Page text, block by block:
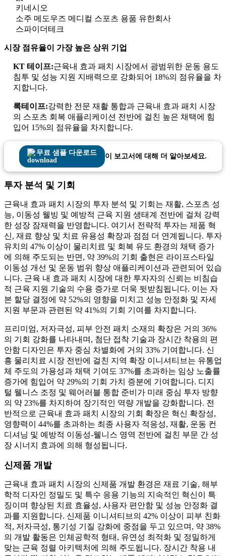
키네시오
소주 메도우즈 메디컬 스포츠 용품 유한회사
스파이더테크
시장 점유율이 가장 높은 상위 기업
KT 테이프:근육내 효과 패치 시장에서 광범위한 운동 용도
침투 및 성능 지원 지배력으로 강화되어 18%의 점유율을 차
지합니다.
록테이프:강력한 전문 재활 통합과 근육내 효과 패치 시장
의 스포츠 회복 애플리케이션 전반에 걸친 높은 채택에 힘
입어 15%의 점유율을 차지합니다.
무료 샘플 다운로드 이 보고서에 대해 더 알아보세요.
투자 분석 및 기회
근육내 효과 패치 시장의 투자 분석 및 기회는 재활, 스포츠 성
능, 이동성 웰빙 및 예방적 근육 지원 생태계 전반에 걸쳐 강력
한 성장 잠재력을 반영합니다. 여기서 전략적 투자는 제품 혁
신, 재료 향상 및 치료 유용성 확장과 점점 더 연계됩니다. 투자
유치의 47% 이상이 물리치료 및 회복 유도 환경의 채택 증가
에 의해 주도되는 반면, 약 39%의 기회 출현은 라이프스타일
이동성 개선 및 운동 범위 향상 애플리케이션과 관련되어 있습
니다. 근육 내 효과 패치 시장에 대한 투자자의 신뢰는 비침습
적 근육 지원 기술의 수용 증가로 더욱 뒷받침됩니다. 이는 자
본 할당 결정에 약 52%의 영향을 미치고 성능 안정화 및 자세
지원 부문과 관련된 약 41%의 기회 기여를 차지합니다.
프리미엄, 저자극성, 피부 안전 패치 소재의 확장은 거의 36%
의 기회 강화를 나타내며, 첨단 접착 기술과 장시간 착용의 편
안함 디자인은 투자 중심 차별화에 거의 33% 기여합니다. 신
흥 물리치료 시장 전반에 걸친 지역 확장 이니셔티브는 유통업
체 주도의 가용성과 채택 기여도 37%를 초과하는 임상 노출률
증가에 힘입어 약 29%의 기회 가치 증분에 기여합니다. 디지
털 웰니스 조정 및 웨어러블 통합 준비가 미래 중심 투자 방향
의 약 23%를 차지하여 장기적인 역량 개발을 강화합니다. 전
반적으로 근육내 효과 패치 시장의 기회 확장은 혁신 확장성,
영향력이 44%를 초과하는 최종 사용자 적응성, 재활, 운동 컨
디셔닝 및 예방적 이동성-웰니스 영역 전반에 걸친 부문 간 성
장 시너지 효과에 의해 형성됩니다.
신제품 개발
근육내 효과 패치 시장의 신제품 개발 환경은 재료 기술, 해부
학적 디자인 정밀도 및 특수 응용 기능의 지속적인 혁신이 특
징이며 향상된 치료 효율성, 사용자 편안함 및 성능 안정화 결
과를 지원합니다. 신제품 이니셔티브의 42% 이상이 피부 친화
적, 저자극성, 통기성 기질 강화에 중점을 두고 있으며, 약 38%
의 개발 활동은 인체공학적 형태, 유연성 최적화 및 정밀하게
맞는 근육 정렬 아키텍처에 의해 주도됩니다. 장시간 착용 내